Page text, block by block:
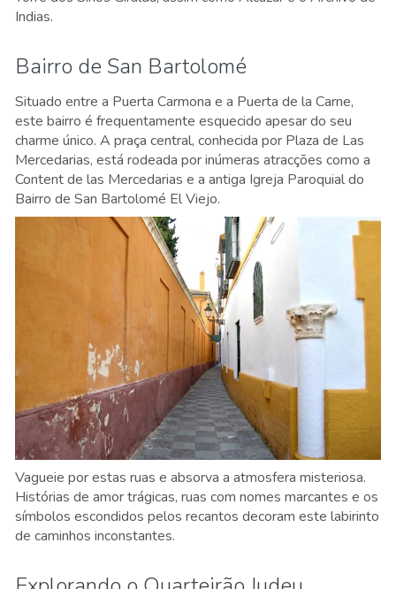
Indias.
Bairro de San Bartolomé
Situado entre a Puerta Carmona e a Puerta de la Carne,
este bairro é frequentamente esquecido apesar do seu
charme único. A praça central, conhecida por Plaza de Las
Mercedarias, está rodeada por inúmeras atracções como a
Content de las Mercedarias e a antiga Igreja Paroquial do
Bairro de San Bartolomé El Viejo.
Vagueie por estas ruas e absorva a atmosfera misteriosa.
Histórias de amor trágicas, ruas com nomes marcantes e os
símbolos escondidos pelos recantos decoram este labirinto
de caminhos inconstantes.